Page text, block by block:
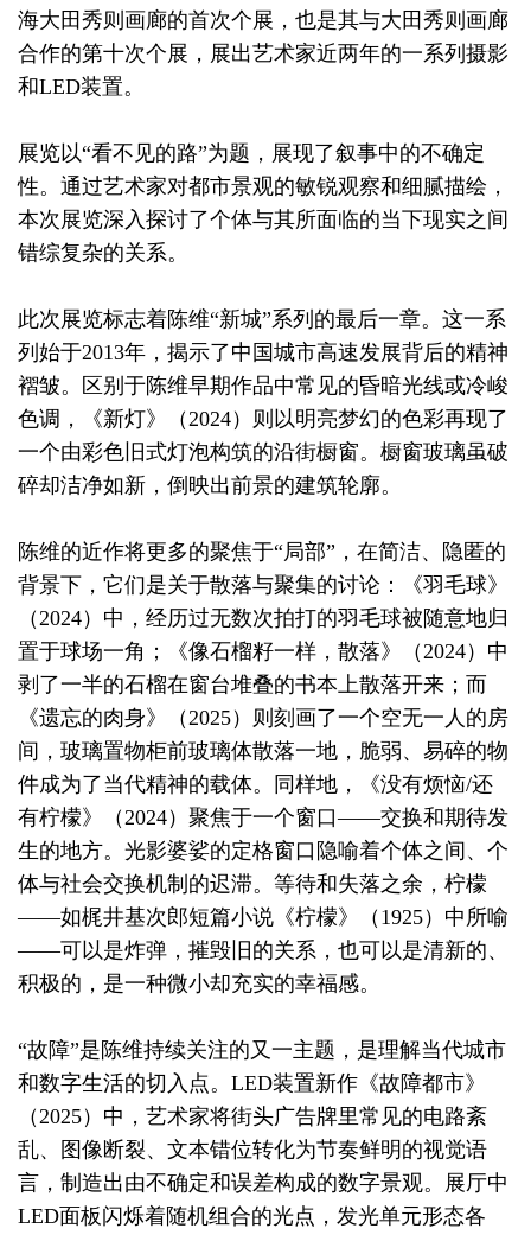
海大田秀则画廊的首次个展，也是其与大田秀则画廊
合作的第十次个展，展出艺术家近两年的一系列摄影
和LED装置。
展览以“看不见的路”为题，展现了叙事中的不确定
性。通过艺术家对都市景观的敏锐观察和细腻描绘，
本次展览深入探讨了个体与其所面临的当下现实之间
错综复杂的关系。
此次展览标志着陈维“新城”系列的最后一章。这一系
列始于2013年，揭示了中国城市高速发展背后的精神
褶皱。区别于陈维早期作品中常见的昏暗光线或冷峻
色调，《新灯》（2024）则以明亮梦幻的色彩再现了
一个由彩色旧式灯泡构筑的沿街橱窗。橱窗玻璃虽破
碎却洁净如新，倒映出前景的建筑轮廓。
陈维的近作将更多的聚焦于“局部”，在简洁、隐匿的
背景下，它们是关于散落与聚集的讨论：
《羽毛球》
（2024）中，经历过无数次拍打的羽毛球被随意地归
置于球场一角；《像石榴籽一样，散落》（2024）中
剥了一半的石榴在窗台堆叠的书本上散落开来；而
《遗忘的肉身》（2025）则刻画了一个空无一人的房
间，玻璃置物柜前玻璃体散落一地，脆弱、易碎的物
件成为了当代精神的载体。同样地，《没有烦恼/还
有柠檬》（2024）聚焦于一个窗口——交换和期待发
生的地方。光影婆娑的定格窗口隐喻着个体之间、个
体与社会交换机制的迟滞。等待和失落之余，柠檬
——如梶井基次郎短篇小说《柠檬》（1925）中所喻
——可以是炸弹，摧毁旧的关系，也可以是清新的、
积极的，是一种微小却充实的幸福感。
“故障”是陈维持续关注的又一主题，是理解当代城市
和数字生活的切入点。LED装置新作《故障都市》
（2025）中，艺术家将街头广告牌里常见的电路紊
乱、图像断裂、文本错位转化为节奏鲜明的视觉语
言，制造出由不确定和误差构成的数字景观。展厅中
LED面板闪烁着随机组合的光点，发光单元形态各